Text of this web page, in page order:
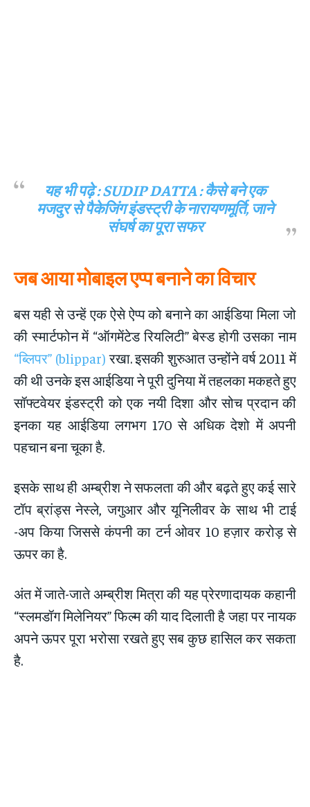
यह भी पढ़े :SUDIP DATTA : कैसे बने एक
मजदुर से पैकेजिंग इंडस्ट्री के नारायणमूर्ति, जाने
संघर्ष का पूरा सफर
जब आया मोबाइल एप्प बनाने का विचार
बस यही से उन्हें एक ऐसे ऐप्प को बनाने का आईडिया मिला जो
की स्मार्टफोन में “ऑगमेंटेड रियलिटी” बेस्ड होगी उसका नाम
“ब्लिपर” (blippar)रखा. इसकी शुरुआत उन्होंने वर्ष 2011 में
की थी उनके इस आईडिया ने पूरी दुनिया में तहलका मकहते हुए
सॉफ्टवेयर इंडस्ट्री को एक नयी दिशा और सोच प्रदान की
इनका यह आईडिया लगभग 170 से अधिक देशो में अपनी
पहचान बना चूका है.
इसके साथ ही अम्ब्रीश ने सफलता की और बढ़ते हुए कई सारे
टॉप ब्रांड्स नेस्ले, जगुआर और यूनिलीवर के साथ भी टाई
-अप किया जिससे कंपनी का टर्न ओवर 10 हज़ार करोड़ से
ऊपर का है.
अंत में जाते-जाते अम्ब्रीश मित्रा की यह प्रेरणादायक कहानी
“स्लमडॉग मिलेनियर” फिल्म की याद दिलाती है जहा पर नायक
अपने ऊपर पूरा भरोसा रखते हुए सब कुछ हासिल कर सकता
है.